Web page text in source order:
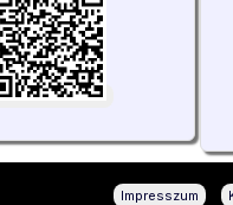
Impresszum